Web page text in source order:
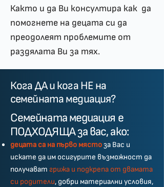
Както и да Ви консултира как да
помогнете на децата си да
преодолеят проблемите от
раздялата Ви за тях.
Кoга ДА и кога НЕ на
семейната медиация?
Семейната медиация е
ПОДХОДЯЩА за вас, ако:
децата са на първо мястоза Вас и
искате да им осигурите възможност да
получават грижа и подкрепа от двамата
си родители, добри материални условия,